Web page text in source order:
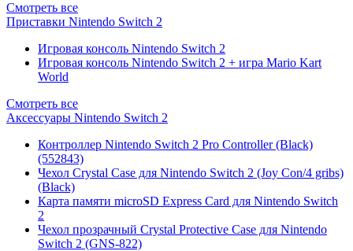
Смотреть все
Приставки Nintendo Switch 2
Игровая консоль Nintendo Switch 2
Игровая консоль Nintendo Switch 2 + игра Mario Kart
World
Смотреть все
Аксессуары Nintendo Switch 2
Контроллер Nintendo Switch 2 Pro Controller (Black)
(552843)
Чехол Сrystal Сase для Nintendo Switch 2 (Joy Con/4 gribs)
(Black)
Карта памяти microSD Express Card для Nintendo Switch
2
Чехол прозрачный Crystal Protective Case для Nintendo
Switch 2 (GNS-822)